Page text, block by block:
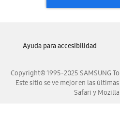
Samsung
Samsung
Copyright© 1995-2025 SAMSUNG
Este sitio se ve mejor en las
Safari y
Ayuda para accesibilidad